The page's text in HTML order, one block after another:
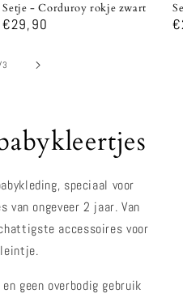
Setje - Corduroy rokje zwart
Normale
€29,90
3
speciaal voor
van ongeveer 2 jaar. Van
accessoires voor
geen overbodig gebruik